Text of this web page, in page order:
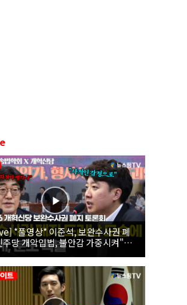
*풀영상* 이준석, 보완수사권 폐
당 개악입법, 불안감 가중시켜"｜
개혁신당 보완수사권 폐지 토론회